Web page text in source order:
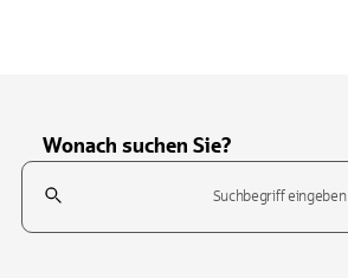
Wonach suchen Sie?
Suchfeld